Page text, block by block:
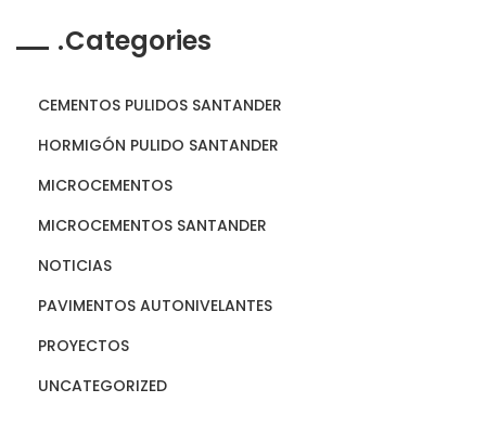
Categories
CEMENTOS PULIDOS SANTANDER
HORMIGÓN PULIDO SANTANDER
MICROCEMENTOS
MICROCEMENTOS SANTANDER
NOTICIAS
PAVIMENTOS AUTONIVELANTES
PROYECTOS
UNCATEGORIZED